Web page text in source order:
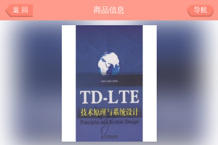
返 回 商品信息 导航